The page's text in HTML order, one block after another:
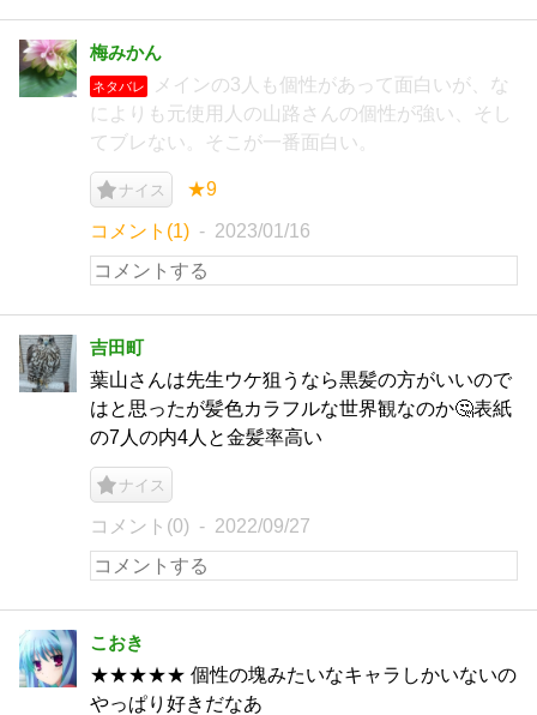
梅みかん
ネタバレ
メインの3人も個性があって面白いが、な
によりも元使用人の山路さんの個性が強い、そし
てブレない。そこが一番面白い。
ナイス ★9
コメント(1) 2023/01/16
吉田町
葉山さんは先生ウケ狙うなら黒髪の方がいいので
はと思ったが髪色カラフルな世界観なのか🤔表紙
の7人の内4人と金髪率高い
ナイス
コメント(0) 2022/09/27
こおき
★★★★★ 個性の塊みたいなキャラしかいないの
やっぱり好きだなあ